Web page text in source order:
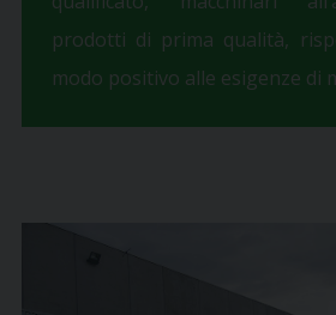
prodotti di prima qualità,
modo positivo alle esigenze di